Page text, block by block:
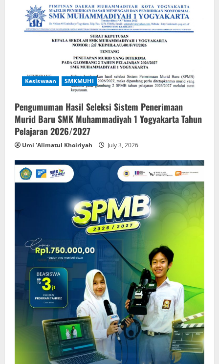
Kesiswaan SMKMUHI
Pengumuman Hasil Seleksi Sistem Penerimaan
Murid Baru SMK Muhammadiyah 1 Yogyakarta Tahun
Pelajaran 2026/2027
Umi 'Alimatul Khoiriyah July 3, 2026